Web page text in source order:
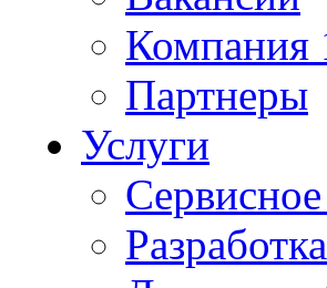
Компания
Партнеры
Услуги